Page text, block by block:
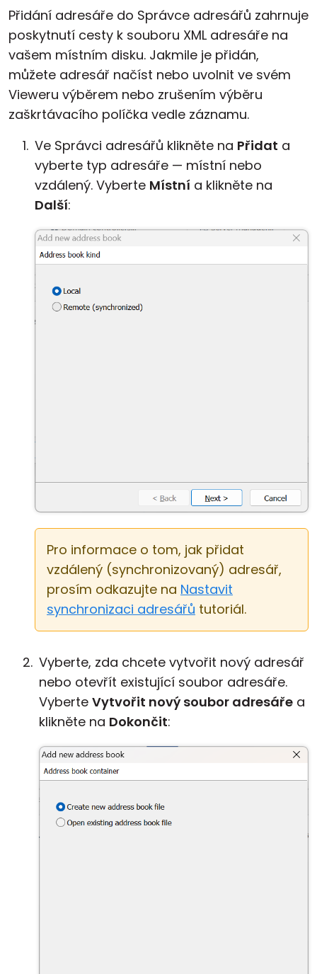
Přidání adresáře do Správce adresářů zahrnuje
poskytnutí cesty k souboru XML adresáře na
vašem místním disku. Jakmile je přidán,
můžete adresář načíst nebo uvolnit ve svém
Vieweru výběrem nebo zrušením výběru
zaškrtávacího políčka vedle záznamu.
Ve Správci adresářů klikněte na Přidat a
vyberte typ adresáře — místní nebo
vzdálený. Vyberte Místní a klikněte na
Další:
Pro informace o tom, jak přidat
vzdálený (synchronizovaný) adresář,
prosím odkazujte na Nastavit
synchronizaci adresářů tutoriál.
Vyberte, zda chcete vytvořit nový adresář
nebo otevřít existující soubor adresáře.
Vyberte Vytvořit nový soubor adresáře a
klikněte na Dokončit: